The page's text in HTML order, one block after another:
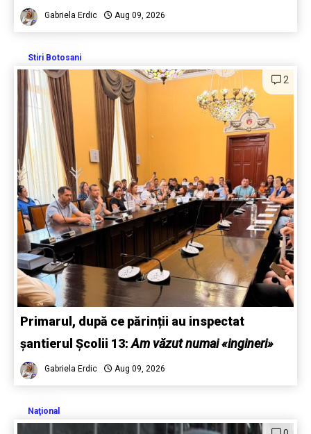
Gabriela Erdic Aug 09, 2026
Stiri Botosani
2
Primarul, după ce părinții au inspectat
șantierul Școlii 13:Am văzut numai «ingineri»
Gabriela Erdic Aug 09, 2026
Naţional